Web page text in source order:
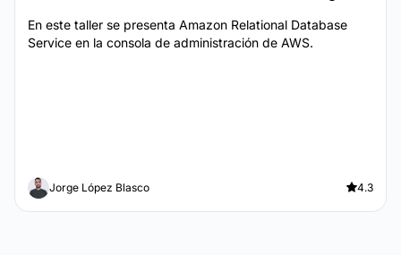
En este taller se presenta Amazon Relational Database
Service en la consola de administración de AWS.
Jorge López Blasco 4.3